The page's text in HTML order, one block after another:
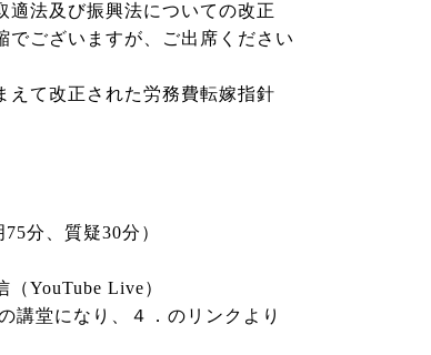
法及び振興法についての改正
でございますが、ご出席ください
て改正された労務費転嫁指針
分、質疑30分）
YouTube Live）
堂になり、４．のリンクより